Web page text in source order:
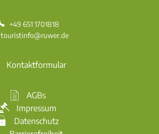
+49 651 1701818
touristinfo@ruwer.de
Kontaktformular
AGBs
Impressum
Datenschutz